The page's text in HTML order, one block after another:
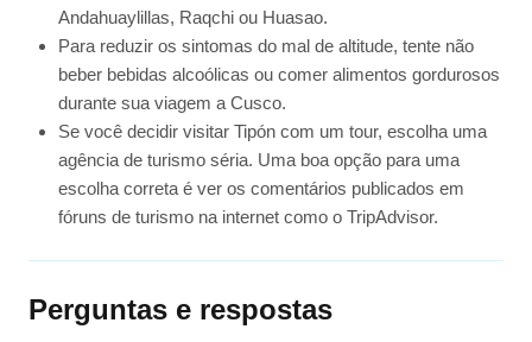
Andahuaylillas, Raqchi ou Huasao.
Para reduzir os sintomas do mal de altitude, tente não
beber bebidas alcoólicas ou comer alimentos gordurosos
durante sua viagem a Cusco.
Se você decidir visitar Tipón com um tour, escolha uma
agência de turismo séria. Uma boa opção para uma
escolha correta é ver os comentários publicados em
fóruns de turismo na internet como o TripAdvisor.
Perguntas e respostas